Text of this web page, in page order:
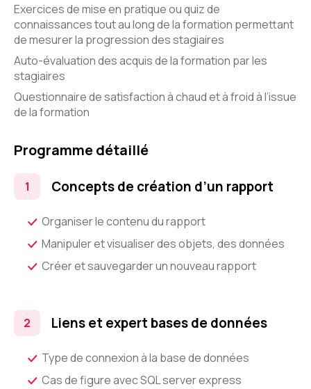
Exercices de mise en pratique ou quiz de
connaissances tout au long de la formation permettant
de mesurer la progression des stagiaires
Auto-évaluation des acquis de la formation par les
stagiaires
Questionnaire de satisfaction à chaud et à froid à l’issue
de la formation
Programme détaillé
Concepts de création d’un rapport
Organiser le contenu du rapport
Manipuler et visualiser des objets, des données
Créer et sauvegarder un nouveau rapport
Liens et expert bases de données
Type de connexion à la base de données
Cas de figure avec SQL server express